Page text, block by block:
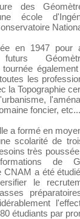
des
école
en 1947 pour
tournée
les
la Topographie
foncier, etc...
a formé en
scolarité de
très
de
CNAM a été
le
étudiants par